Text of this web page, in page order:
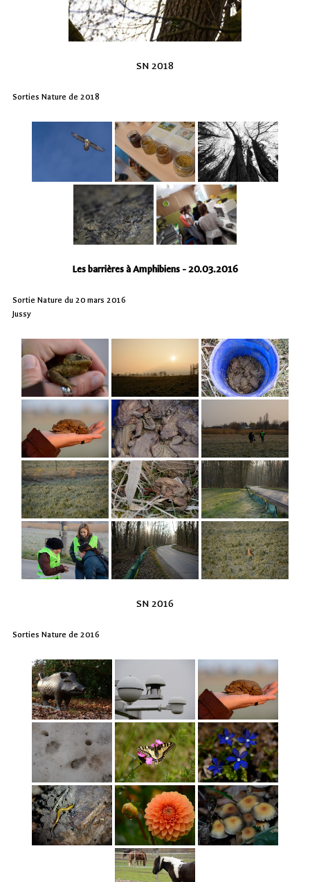
SN 2018
Sorties Nature de 2018
Les barrières à Amphibiens - 20.03.2016
Sortie Nature du 20 mars 2016
Jussy
SN 2016
Sorties Nature de 2016